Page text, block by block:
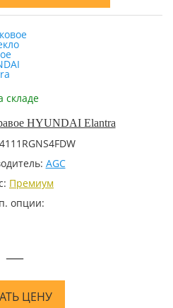
складе
HYUNDAI Elantra
AGC
Премиум
опции:
—
ЦЕНУ